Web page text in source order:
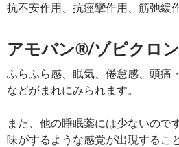
抗不安作用、抗痙攣作用、筋弛緩
アモバン®/ゾピクロ
ふらふら感、眠気、倦怠感、頭痛
などがまれにみられます。
また、他の睡眠薬には少ないので
味がするような感覚が出現するこ